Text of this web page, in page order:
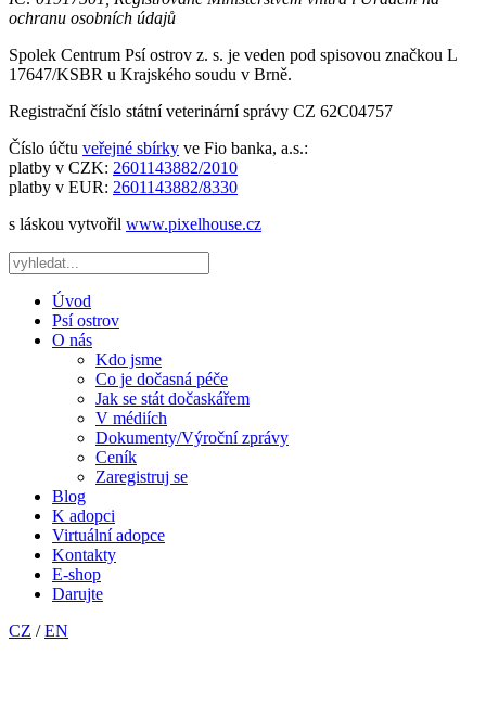
ochranu osobních údajů
Spolek Centrum Psí ostrov z. s. je veden pod spisovou značkou L
17647/KSBR u Krajského soudu v Brně.
Registrační číslo státní veterinární správy CZ 62C04757
Číslo účtu veřejné sbírky ve Fio banka, a.s.:
platby v CZK: 2601143882/2010
platby v EUR: 2601143882/8330
s láskou vytvořil www.pixelhouse.cz
Úvod
Psí ostrov
O nás
Kdo jsme
Co je dočasná péče
Jak se stát dočaskářem
V médiích
Dokumenty/Výroční zprávy
Ceník
Zaregistruj se
Blog
K adopci
Virtuální adopce
Kontakty
E-shop
Darujte
CZ /EN